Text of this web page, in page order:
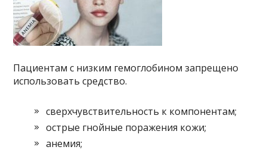
Пациентам с низким гемоглобином запрещено
использовать средство.
сверхчувствительность к компонентам;
острые гнойные поражения кожи;
анемия;